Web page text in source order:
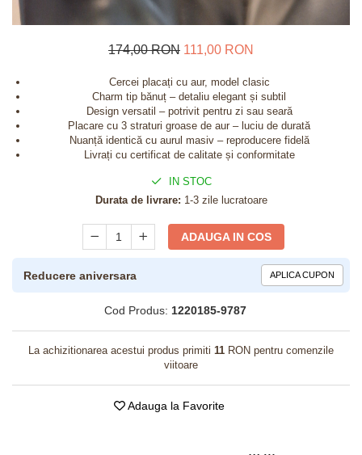
174,00 RON 111,00 RON
Cercei placați cu aur, model clasic
Charm tip bănuț – detaliu elegant și subtil
Design versatil – potrivit pentru zi sau seară
Placare cu 3 straturi groase de aur – luciu de durată
Nuanță identică cu aurul masiv – reproducere fidelă
Livrați cu certificat de calitate și conformitate
IN STOC
Durata de livrare: 1-3 zile lucratoare
ADAUGA IN COS
Reducere aniversara APLICA CUPON
Cod Produs: 1220185-9787
La achizitionarea acestui produs primiti 11 RON pentru comenzile
viitoare
Adauga la Favorite